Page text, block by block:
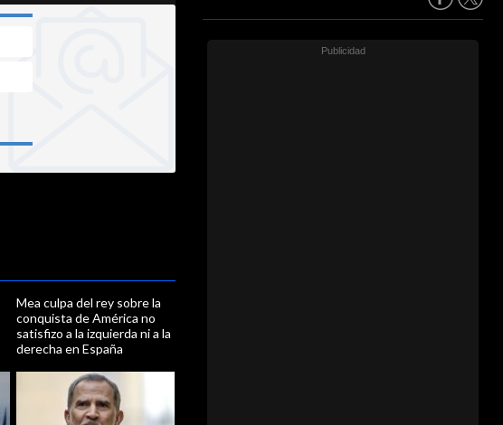
Mea culpa del rey sobre la
conquista de América no
satisfizo a la izquierda ni a la
derecha en España